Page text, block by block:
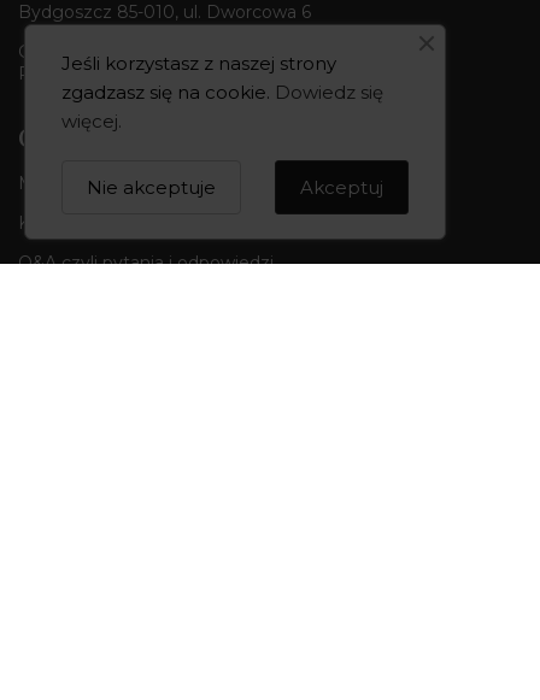
Bydgoszcz 85-010, ul. Dworcowa 6
Godziny otwarcia:
Pon-Pt 10:00-18:00 | Sob 10:00 - 14:00
CREOWNIA
Marka CREOWNIA
Karta Podarunkowa
Q&A czyli pytania i odpowiedzi
Jeśli korzystasz z naszej strony
zgadzasz się na cookie. Dowiedz się
więcej.
Akceptuj
Nie akceptuje